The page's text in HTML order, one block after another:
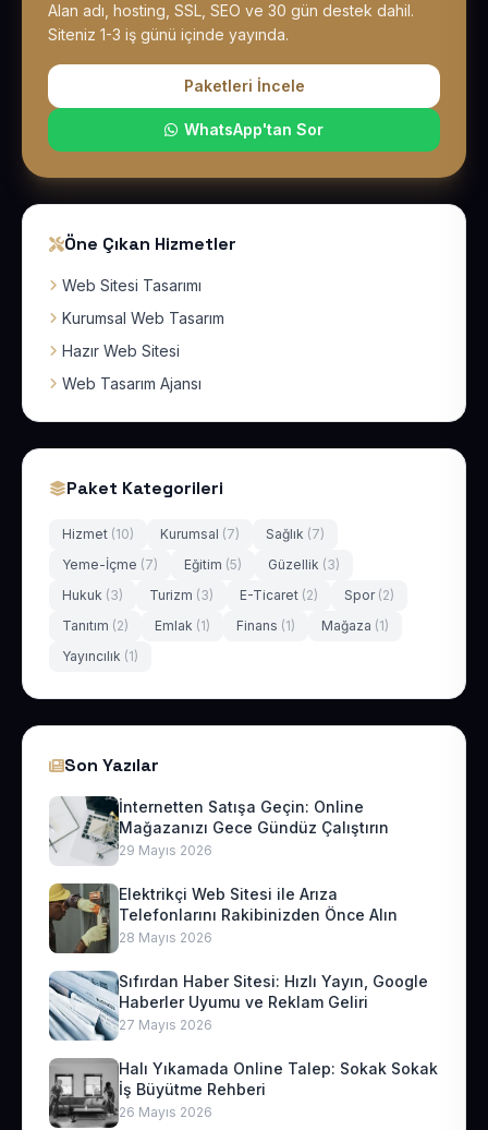
Alan adı, hosting, SSL, SEO ve 30 gün destek dahil.
Siteniz 1-3 iş günü içinde yayında.
Paketleri İncele
WhatsApp'tan Sor
Öne Çıkan Hizmetler
Web Sitesi Tasarımı
Kurumsal Web Tasarım
Hazır Web Sitesi
Web Tasarım Ajansı
Paket Kategorileri
Hizmet (10) Kurumsal (7) Sağlık (7)
Yeme-İçme (7) Eğitim (5) Güzellik (3)
Hukuk (3) Turizm (3) E-Ticaret (2) Spor (2)
Tanıtım (2) Emlak (1) Finans (1) Mağaza (1)
Yayıncılık (1)
Son Yazılar
İnternetten Satışa Geçin: Online
Mağazanızı Gece Gündüz Çalıştırın
29 Mayıs 2026
Elektrikçi Web Sitesi ile Arıza
Telefonlarını Rakibinizden Önce Alın
28 Mayıs 2026
Sıfırdan Haber Sitesi: Hızlı Yayın, Google
Haberler Uyumu ve Reklam Geliri
27 Mayıs 2026
Halı Yıkamada Online Talep: Sokak Sokak
İş Büyütme Rehberi
26 Mayıs 2026